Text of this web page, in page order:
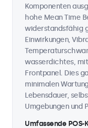
Komponenten
hohe Mean Time
widerstandsfähig
Einwirkungen,
wasserdichtes,
Frontpanel. Dies
minimalen
Lebensdauer,
Umgebungen und
Umfassende